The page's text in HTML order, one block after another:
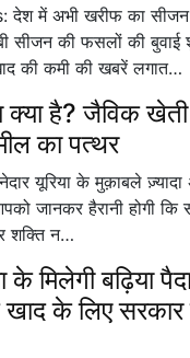
देश में अभी खरीफ का
सीजन की फसलों की बुवाई
की कमी की खबरें लगात…
क्या है? जैविक खेती
का पत्थर
यूरिया के मुक़ाबले
जानकर हैरानी होगी कि
शक्ति न…
के मिलेगी बढ़िया
के लिए सरकार